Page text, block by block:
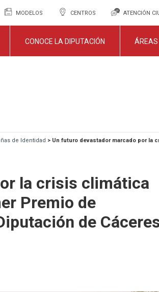
MODELOS CENTROS ATENCIÓN
CONOCE LA DIPUTACIÓN ÁREAS
de Identidad > Un futuro devastador marcado por la
la crisis climática
Premio de
de